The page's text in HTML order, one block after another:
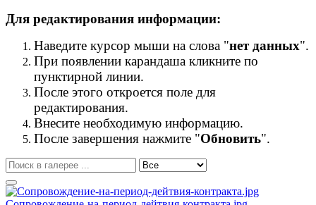
Для редактирования информации:
Наведите курсор мыши на слова "нет данных".
При появлении карандаша кликните по
пунктирной линии.
После этого откроется поле для
редактирования.
Внесите необходимую информацию.
После завершения нажмите "Обновить".